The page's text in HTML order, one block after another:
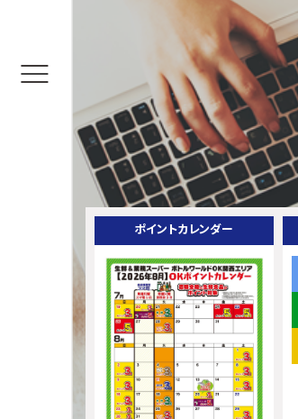
ポイントカレンダー